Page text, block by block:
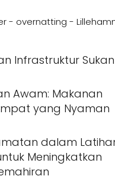
- overnatting -
Infrastruktur Sukan
Awam: Makanan
yang Nyaman
dalam
Meningkatkan